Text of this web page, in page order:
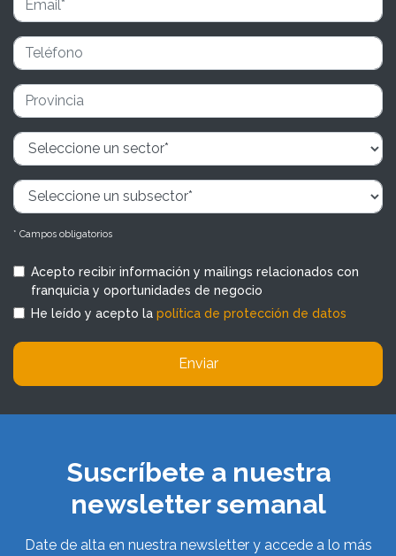
* Campos obligatorios
Acepto recibir información y mailings relacionados con
franquicia y oportunidades de negocio
He leído y acepto la política de protección de datos
Enviar
Suscríbete a nuestra
newsletter semanal
Date de alta en nuestra newsletter y accede a lo más